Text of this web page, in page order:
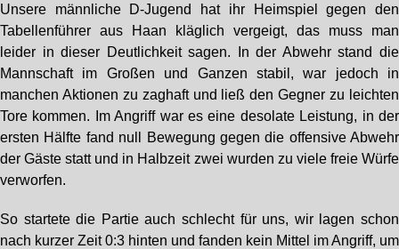
Unsere männliche D-Jugend hat ihr Heimspiel gegen den
Tabellenführer aus Haan kläglich vergeigt, das muss man
leider in dieser Deutlichkeit sagen. In der Abwehr stand die
Mannschaft im Großen und Ganzen stabil, war jedoch in
manchen Aktionen zu zaghaft und ließ den Gegner zu leichten
Tore kommen. Im Angriff war es eine desolate Leistung, in der
ersten Hälfte fand null Bewegung gegen die offensive Abwehr
der Gäste statt und in Halbzeit zwei wurden zu viele freie Würfe
verworfen.
So startete die Partie auch schlecht für uns, wir lagen schon
nach kurzer Zeit 0:3 hinten und fanden kein Mittel im Angriff, um